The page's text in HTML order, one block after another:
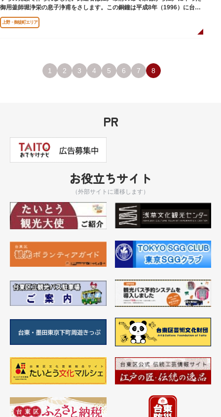
御用釜師堀浄栄の息子浄甫をさします。この銅鐘は平成8年（1996）に台東
区有形文化財として登載されました。
上野・御徒町エリア
1 2 3 4 5 6 7 8
PR
お役立ちサイト
（外部サイトに遷移します）